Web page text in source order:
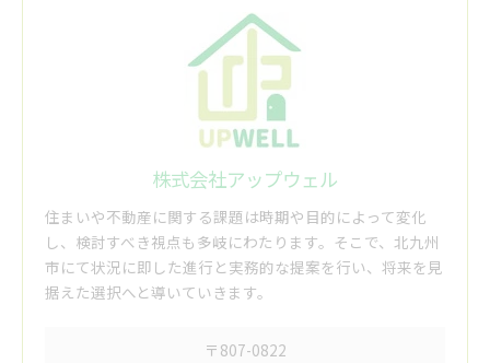
株式会社アップウェル
住まいや不動産に関する課題は時期や目的によって変化
し、検討すべき視点も多岐にわたります。そこで、北九州
市にて状況に即した進行と実務的な提案を行い、将来を見
据えた選択へと導いていきます。
〒807-0822